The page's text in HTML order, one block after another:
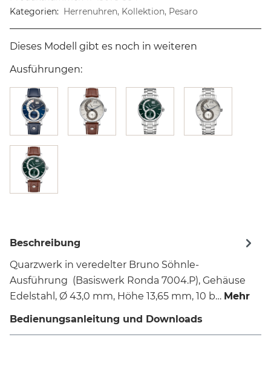
Kategorien: Herrenuhren, Kollektion, Pesaro
Dieses Modell gibt es noch in weiteren
Ausführungen:
Beschreibung
Quarzwerk in veredelter Bruno Söhnle-
Ausführung (Basiswerk Ronda 7004.P), Gehäuse
Edelstahl, Ø 43,0 mm, Höhe 13,65 mm, 10 b… Mehr
Bedienungsanleitung und Downloads